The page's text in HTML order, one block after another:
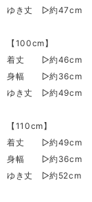
ゆき丈 ▷約47cm
【100cm】
着丈 ▷約46cm
身幅 ▷約36cm
ゆき丈 ▷約49cm
【110cm】
着丈 ▷約49cm
身幅 ▷約36cm
ゆき丈 ▷約52cm